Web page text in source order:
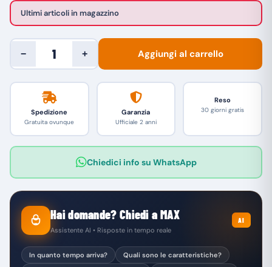
Ultimi articoli in magazzino
− + Aggiungi al carrello
Spedizione
Gratuita ovunque
Garanzia
Ufficiale 2 anni
Reso
30 giorni gratis
Chiedici info su WhatsApp
Hai domande? Chiedi a MAX
Assistente AI • Risposte in tempo reale
AI
In quanto tempo arriva?
Quali sono le caratteristiche?